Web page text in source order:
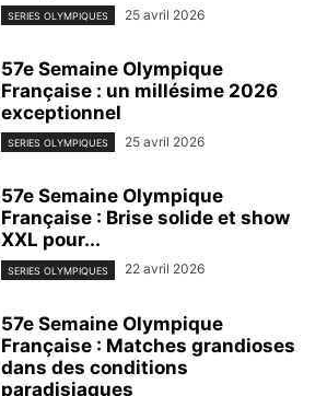
SERIES OLYMPIQUES 25 avril 2026
57e Semaine Olympique
Française : un millésime 2026
exceptionnel
SERIES OLYMPIQUES 25 avril 2026
57e Semaine Olympique
Française : Brise solide et show
XXL pour...
SERIES OLYMPIQUES 22 avril 2026
57e Semaine Olympique
Française : Matches grandioses
dans des conditions
paradisiaques